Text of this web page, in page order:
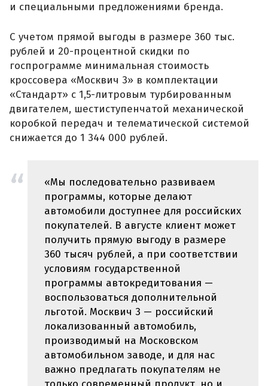
и специальными предложениями бренда.
С учетом прямой выгоды в размере 360 тыс.
рублей и 20-процентной скидки по
госпрограмме минимальная стоимость
кроссовера «Москвич 3» в комплектации
«Стандарт» с 1,5-литровым турбированным
двигателем, шестиступенчатой механической
коробкой передач и телематической системой
снижается до 1 344 000 рублей.
«Мы последовательно развиваем
программы, которые делают
автомобили доступнее для российских
покупателей. В августе клиент может
получить прямую выгоду в размере
360 тысяч рублей, а при соответствии
условиям государственной
программы автокредитования —
воспользоваться дополнительной
льготой. Москвич 3 — российский
локализованный автомобиль,
производимый на Московском
автомобильном заводе, и для нас
важно предлагать покупателям не